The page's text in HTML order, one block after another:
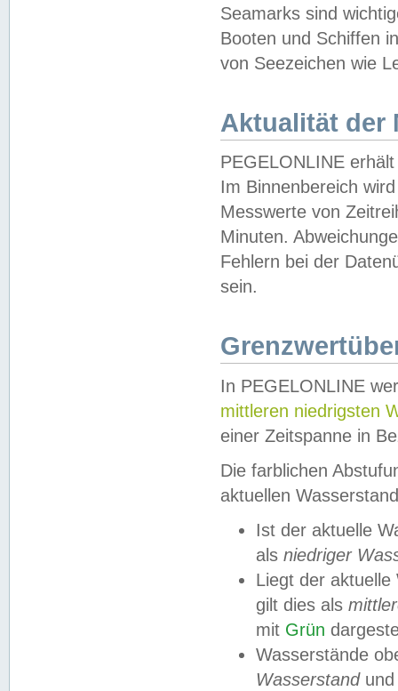
Seamarks sind
Booten und Schiffen
von Seezeichen wie
Aktualität der
PEGELONLINE
Im Binnenbereich
Messwerte von
Minuten.
Fehlern bei der
sein.
In PEGELONLINE
mittleren niedrigsten
einer Zeitspanne in
Die farblichen
aktuellen
Ist der aktuelle
als niedriger
Liegt der
gilt dies als
mit Grün
Wasserstände
Wasserstandund